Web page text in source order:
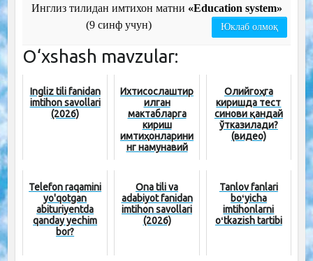
Инглиз тилидан имтихон матни «Education system»
(9 синф учун)
Юклаб олмоқ
O‘xshash mavzular:
Ingliz tili fanidan
imtihon savollari
(2026)
Ихтисослаштир
илган
мактабларга
кириш
имтиҳонларини
нг намунавий
Олийгоҳга
киришда тест
синови қандай
ўтказилади?
(видео)
Telefon raqamini
yo'qotgan
abituriyentda
qanday yechim
bor?
Ona tili va
adabiyot fanidan
imtihon savollari
(2026)
Tanlov fanlari
boʻyicha
imtihonlarni
oʻtkazish tartibi